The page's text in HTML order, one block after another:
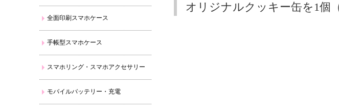
全面印刷スマホケース
手帳型スマホケース
スマホリング・スマホアクセサリー
モバイルバッテリー・充電
オリジナルクッキー缶を1個